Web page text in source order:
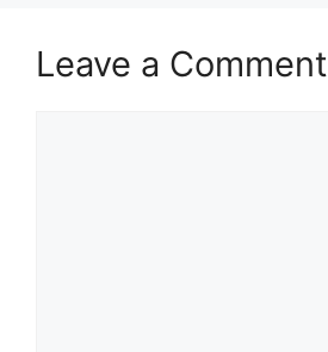
Leave a Comment